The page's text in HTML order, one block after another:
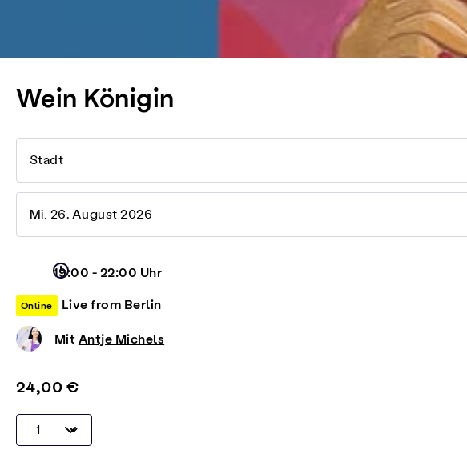
Wein Königin
Stadt
Mi, 26. August 2026
19:00 - 22:00 Uhr
Online Live from Berlin
Mit Antje Michels
24,00 €